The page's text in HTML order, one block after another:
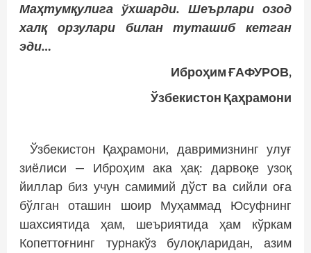
Маҳтумқулига ўхшарди. Шеърлари озод
халқ орзулари билан туташиб кетган
эди…
Иброҳим ҒАФУРОВ,
Ўзбекистон Қаҳрамони
Ўзбекистон Қаҳрамони, давримизнинг улуғ
зиёлиси — Иброҳим ака ҳақ: дарвоқе узоқ
йиллар биз учун самимий дўст ва сийли оға
бўлган оташин шоир Муҳаммад Юсуфнинг
шахсиятида ҳам, шеъриятида ҳам кўркам
Копеттоғнинг турнакўз булоқларидан, азим